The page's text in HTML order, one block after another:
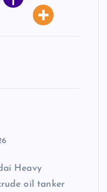
Heavy
oil tanker